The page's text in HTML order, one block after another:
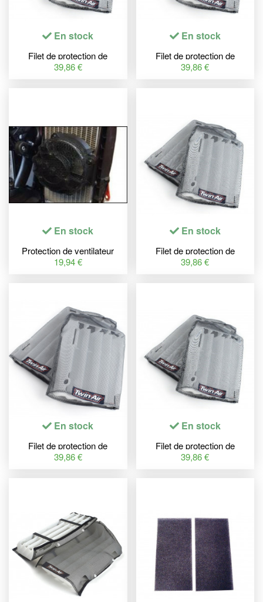
En stock
Filet de protection de
radiateur TWINAIR nylon -
39,86 €
En stock
Filet de protection de
radiateur TWINAIR nylon -
39,86 €
En stock
Protection de ventilateur
TWINAIR - KTM/Husqvarna
19,94 €
En stock
Filet de protection de
radiateur TWINAIR nylon -
39,86 €
En stock
Filet de protection de
radiateur TWINAIR nylon -
39,86 €
En stock
Filet de protection de
radiateur TWINAIR nylon -
39,86 €